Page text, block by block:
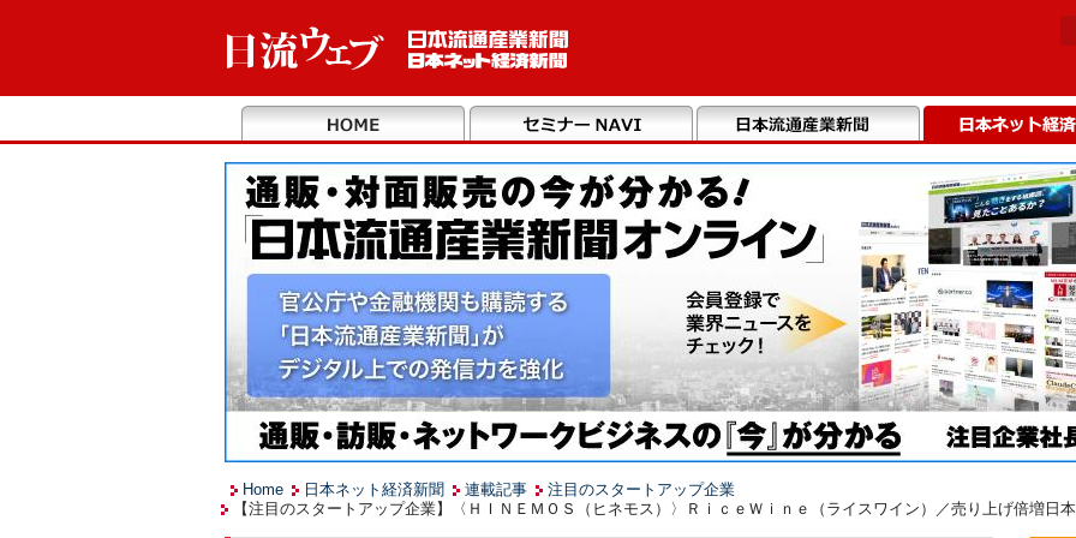
Home 日本ネット経済新聞 連載記事
注目のスタートアップ企業
【注目のスタートアップ企業】〈ＨＩＮＥＭＯＳ（ヒネモス）〉ＲｉｃｅＷｉｎｅ（ライスワイン）／売り上げ倍増日